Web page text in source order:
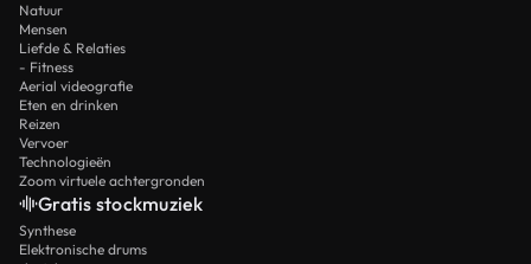
Natuur
Mensen
Liefde & Relaties
- Fitness
Aerial videografie
Eten en drinken
Reizen
Vervoer
Technologieën
Zoom virtuele achtergronden
Gratis stockmuziek
Synthese
Elektronische drums